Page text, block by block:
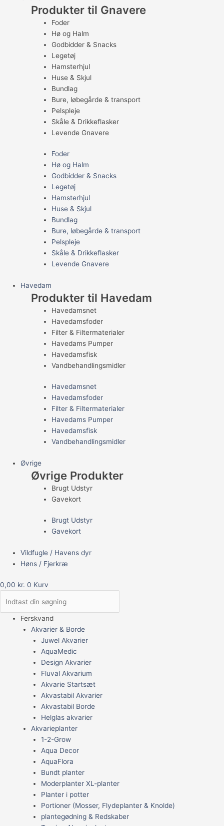
Produkter til Gnavere
Foder
Hø og Halm
Godbidder & Snacks
Legetøj
Hamsterhjul
Huse & Skjul
Bundlag
Bure, løbegårde & transport
Pelspleje
Skåle & Drikkeflasker
Levende Gnavere
Foder
Hø og Halm
Godbidder & Snacks
Legetøj
Hamsterhjul
Huse & Skjul
Bundlag
Bure, løbegårde & transport
Pelspleje
Skåle & Drikkeflasker
Levende Gnavere
Havedam
Produkter til Havedam
Havedamsnet
Havedamsfoder
Filter & Filtermaterialer
Havedams Pumper
Havedamsfisk
Vandbehandlingsmidler
Havedamsnet
Havedamsfoder
Filter & Filtermaterialer
Havedams Pumper
Havedamsfisk
Vandbehandlingsmidler
Øvrige
Øvrige Produkter
Brugt Udstyr
Gavekort
Brugt Udstyr
Gavekort
Vildfugle / Havens dyr
Høns / Fjerkræ
0,00 kr. 0 Kurv
Ferskvand
Akvarier & Borde
Juwel Akvarier
AquaMedic
Design Akvarier
Fluval Akvarium
Akvarie Startsæt
Akvastabil Akvarier
Akvastabil Borde
Helglas akvarier
Akvarieplanter
1-2-Grow
Aqua Decor
AquaFlora
Bundt planter
Moderplanter XL-planter
Planter i potter
Portioner (Mosser, Flydeplanter & Knolde)
plantegødning & Redskaber